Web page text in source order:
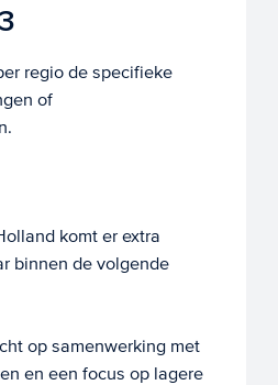
regio de specifieke
of
komt er extra
binnen de volgende
op samenwerking met
en een focus op lagere